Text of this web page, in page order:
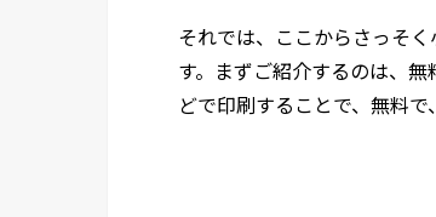
それでは、ここからさっそ
す。まずご紹介するのは、
どで印刷することで、無料